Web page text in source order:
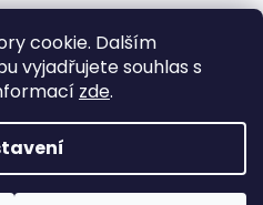
cookie. Dalším
vyjadřujete souhlas s
zde.
Výstaviště. Všechna práva